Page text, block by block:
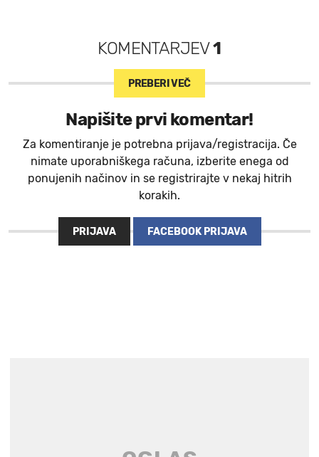
KOMENTARJEV1
PREBERI VEČ
Napišite prvi komentar!
Za komentiranje je potrebna prijava/registracija. Če
nimate uporabniškega računa, izberite enega od
ponujenih načinov in se registrirajte v nekaj hitrih
korakih.
PRIJAVA FACEBOOK PRIJAVA